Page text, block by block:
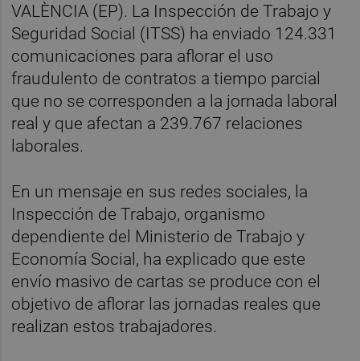
VALÈNCIA (EP). La Inspección de Trabajo y
Seguridad Social (ITSS) ha enviado 124.331
comunicaciones para aflorar el uso
fraudulento de contratos a tiempo parcial
que no se corresponden a la jornada laboral
real y que afectan a 239.767 relaciones
laborales.
En un mensaje en sus redes sociales, la
Inspección de Trabajo, organismo
dependiente del Ministerio de Trabajo y
Economía Social, ha explicado que este
envío masivo de cartas se produce con el
objetivo de aflorar las jornadas reales que
realizan estos trabajadores.